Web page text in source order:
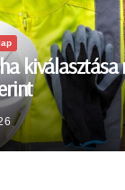
kiválasztása